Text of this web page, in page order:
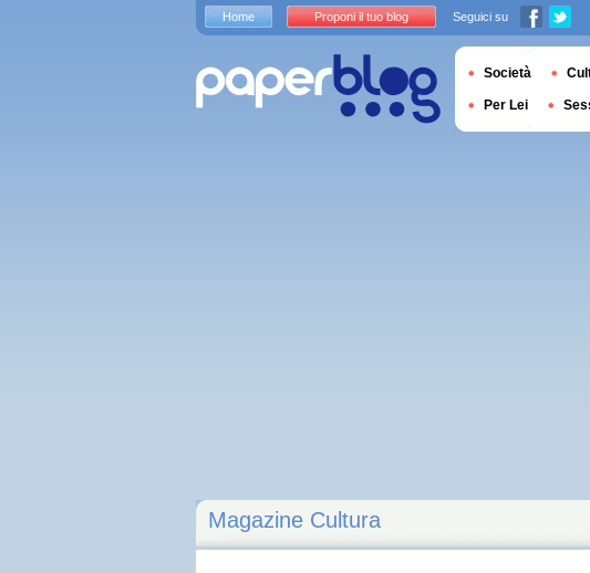
Magazine Cultura
Home Proponi il tuo blog Seguici su
Società
Per Lei